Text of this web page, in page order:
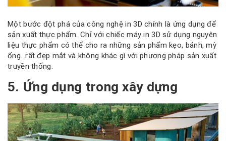
Một bước đột phá của công nghệ in 3D chính là ứng dụng để
sản xuất thực phẩm. Chỉ với chiếc máy in 3D sử dụng nguyên
liệu thực phẩm có thể cho ra những sản phẩm kẹo, bánh, mỳ
ống…rất đẹp mắt và không khác gì với phương pháp sản xuất
truyền thống.
5. Ứng dụng trong xây dựng